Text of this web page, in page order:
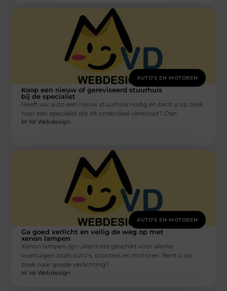
AUTO’S EN MOTOREN
Koop een nieuw of gereviseerd stuurhuis
bij de specialist
Heeft uw auto een nieuw stuurhuis nodig en bent u op zoek
naar een specialist die dit onderdeel verkoopt? Dan
M Vd Webdesign
AUTO’S EN MOTOREN
Ga goed verlicht en veilig de weg op met
xenon lampen
Xenon lampen zijn uitermate geschikt voor allerlei
voertuigen zoals auto’s, scooters en motoren. Bent u op
zoek naar goede verlichting?
M Vd Webdesign